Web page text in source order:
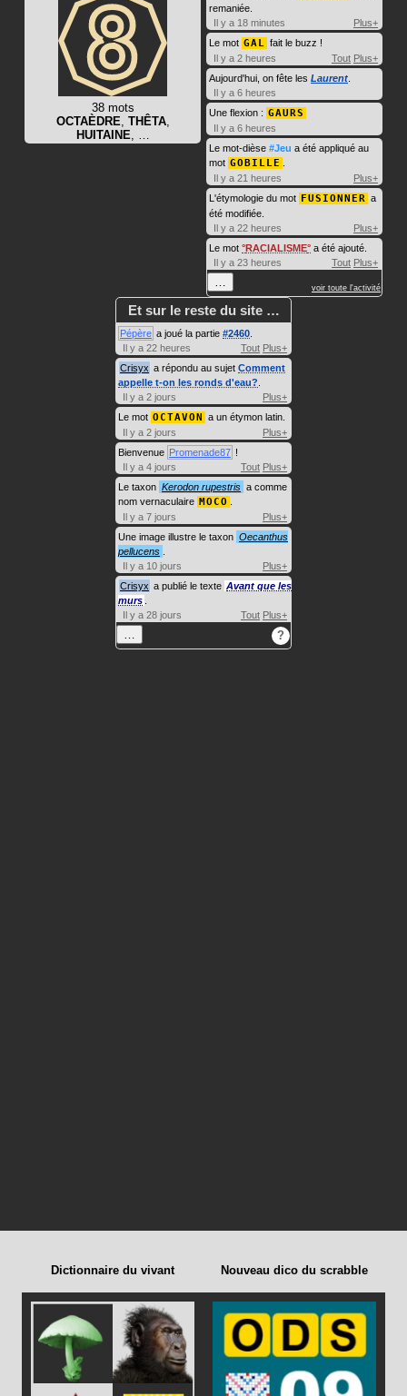
38 mots
OCTAÈDRE, THÊTA,
HUITAINE, …
remaniée.
Il y a 18 minutes
Plus+
Le mot GAL fait le buzz !
Il y a 2 heures
Tout Plus+
Aujourd'hui, on fête les Laurent
Il y a 6 heures
Une flexion : GAURS
Il y a 6 heures
Le mot-dièse #Jeu a été appliqué au
mot GOBILLE
Il y a 21 heures
Plus+
L'étymologie du mot FUSIONNER a
été modifiée.
Il y a 22 heures
Plus+
Le mot RACIALISME a été ajouté.
Il y a 23 heures
Tout Plus+
… voir toute l'activité
Et sur le reste du site …
Pépère a joué la partie #2460
Il y a 22 heures
Tout Plus+
Crisyx a répondu au sujet Comment
appelle t-on les ronds d'eau?
Il y a 2 jours
Plus+
Le mot OCTAVON a un étymon latin.
Il y a 2 jours
Plus+
Bienvenue Promenade87 !
Il y a 4 jours
Tout Plus+
Le taxon Kerodon rupestris a comme
nom vernaculaire MOCO
Il y a 7 jours
Plus+
Une image illustre le taxon Oecanthus
pellucens
Il y a 10 jours
Plus+
Crisyx a publié le texte Avant que les
murs
Il y a 28 jours
Tout Plus+
… ?
Dictionnaire du vivant Nouveau dico du scrabble